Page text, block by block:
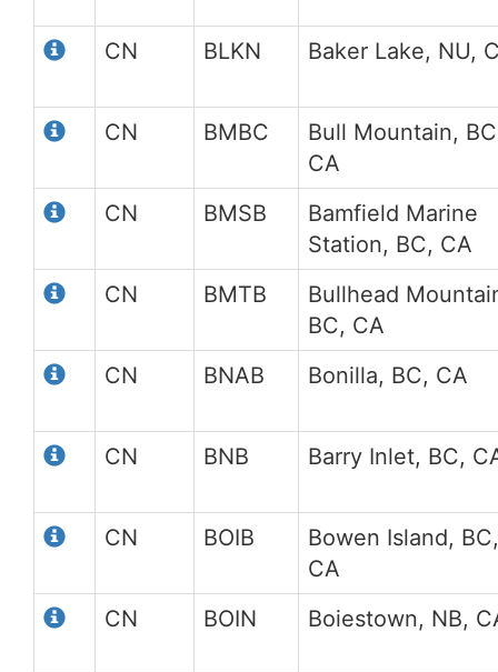
CN BLKN Baker Lake, NU,
CN BMBC
Bull Mountain,
CA
CN
BMSB
Bamfield Marine
Station, BC, CA
CN
BMTB
Bullhead
BC, CA
CN
BNAB Bonilla, BC, CA
CN BNB Barry Inlet, BC,
CN BOIB
Bowen Island, BC,
CA
CN
BOIN Boiestown, NB,